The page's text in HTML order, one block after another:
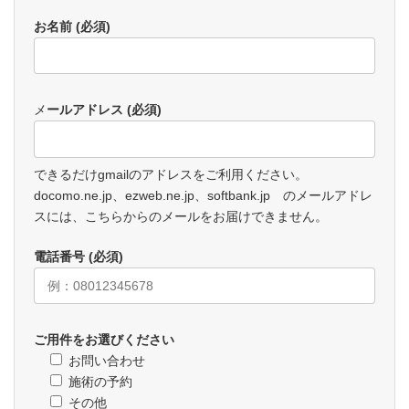
お名前 (必須)
メールアドレス (必須)
できるだけgmailのアドレスをご利用ください。
docomo.ne.jp、ezweb.ne.jp、softbank.jp のメールアドレ
スには、こちらからのメールをお届けできません。
電話番号 (必須)
ご用件をお選びください
お問い合わせ
施術の予約
その他